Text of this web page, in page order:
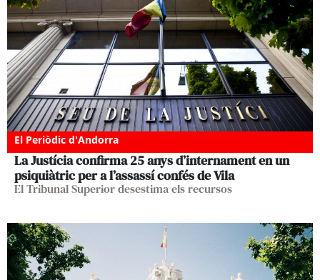
El Periòdic d'Andorra
La Justícia confirma 25 anys d’internament en un
psiquiàtric per a l’assassí confés de Vila
El Tribunal Superior desestima els recursos